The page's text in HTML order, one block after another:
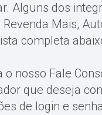
Alguns dos
Mais,
completa
nosso Fale
que deseja
de login e